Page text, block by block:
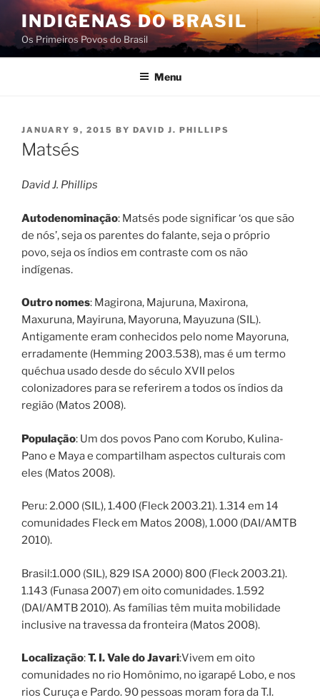
content
INDIGENAS DO BRASIL
Os Primeiros Povos do Brasil
Menu
POSTED
ON
JANUARY 9, 2015 BY DAVID J. PHILLIPS
Matsés
David J. Phillips
Autodenominação: Matsés pode significar ‘os que são
de nós’, seja os parentes do falante, seja o próprio
povo, seja os índios em contraste com os não
indígenas.
Outro nomes: Magirona, Majuruna, Maxirona,
Maxuruna, Mayiruna, Mayoruna, Mayuzuna (SIL).
Antigamente eram conhecidos pelo nome Mayoruna,
erradamente (Hemming 2003.538), mas é um termo
quéchua usado desde do século XVII pelos
colonizadores para se referirem a todos os índios da
região (Matos 2008).
População: Um dos povos Pano com Korubo, Kulina-
Pano e Maya e compartilham aspectos culturais com
eles (Matos 2008).
Peru: 2.000 (SIL), 1.400 (Fleck 2003.21). 1.314 em 14
comunidades Fleck em Matos 2008), 1.000 (DAI/AMTB
2010).
Brasil:1.000 (SIL), 829 ISA 2000) 800 (Fleck 2003.21).
1.143 (Funasa 2007) em oito comunidades. 1.592
(DAI/AMTB 2010). As famílias têm muita mobilidade
inclusive na travessa da fronteira (Matos 2008).
Localização:T. I. Vale do Javari:Vivem em oito
comunidades no rio Homônimo, no igarapé Lobo, e nos
rios Curuça e Pardo. 90 pessoas moram fora da T.I.